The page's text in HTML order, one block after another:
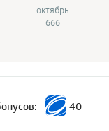
октябрь
666
40